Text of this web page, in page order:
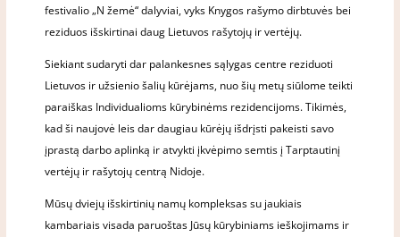
festivalio „N žemė“ dalyviai, vyks Knygos rašymo dirbtuvės bei
reziduos išskirtinai daug Lietuvos rašytojų ir vertėjų.
Siekiant sudaryti dar palankesnes sąlygas centre reziduoti
Lietuvos ir užsienio šalių kūrėjams, nuo šių metų siūlome teikti
paraiškas Individualioms kūrybinėms rezidencijoms. Tikimės,
kad ši naujovė leis dar daugiau kūrėjų išdrįsti pakeisti savo
įprastą darbo aplinką ir atvykti įkvėpimo semtis į Tarptautinį
vertėjų ir rašytojų centrą Nidoje.
Mūsų dviejų išskirtinių namų kompleksas su jaukiais
kambariais visada paruoštas Jūsų kūrybiniams ieškojimams ir